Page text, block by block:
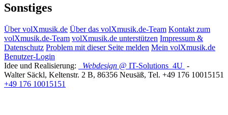
Sonstiges
Über volXmusik.de Über das volXmusik.de-Team Kontakt zum
volXmusik.de-Team volXmusik.de unterstützen Impressum &
Datenschutz Problem mit dieser Seite melden Mein volXmusik.de
Benutzer-Login
Idee und Realisierung:
Webdesign @ IT-Solutions 4U -
Walter Säckl, Keltenstr. 2 B, 86356 Neusäß, Tel. +49 176 10015151
+49 176 10015151